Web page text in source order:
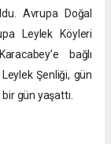
Avrupa Doğal
Leylek Köyleri
bağlı
Şenliği, gün
gün yaşattı.